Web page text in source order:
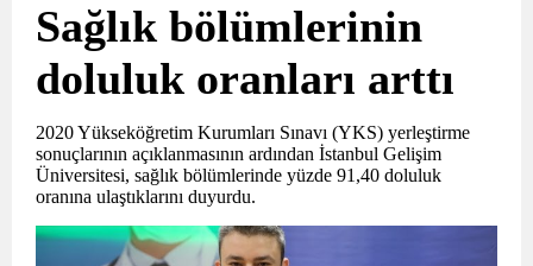
Sağlık bölümlerinin
doluluk oranları arttı
2020 Yükseköğretim Kurumları Sınavı (YKS) yerleştirme
sonuçlarının açıklanmasının ardından İstanbul Gelişim
Üniversitesi, sağlık bölümlerinde yüzde 91,40 doluluk
oranına ulaştıklarını duyurdu.